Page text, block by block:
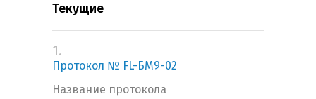
Текущие
1.
Протокол № FL-БМ9-02
Название протокола